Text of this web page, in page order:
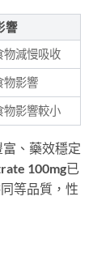
響
物減慢吸收
物影響
物影響較小
、藥效穩定
100mg已
等品質，性